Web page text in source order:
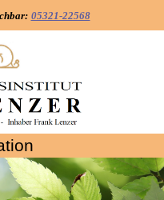
05321-22568